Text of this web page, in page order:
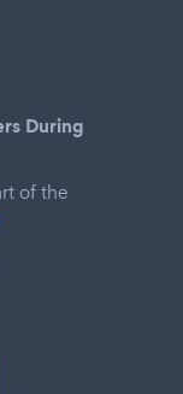
During
of the